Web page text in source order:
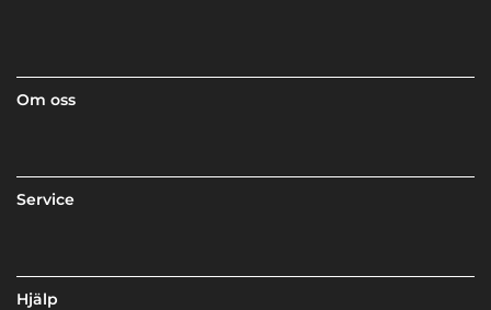
Om oss
Service
Hjälp